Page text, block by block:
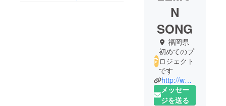
N
SONG
福岡県
初めてのプ
ロジェクト
です
http://www.lemon-song.com/
メッセー
ジを送る